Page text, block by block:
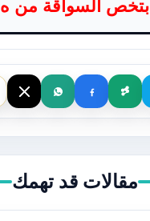
بتخص السواقة من ه
مقالات قد تهمك